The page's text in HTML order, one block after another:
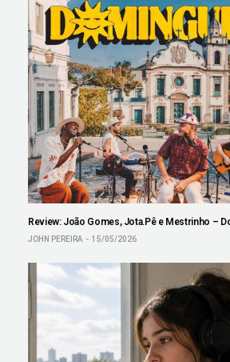
Review: João Gomes, Jota.Pê e Mestrinho –
JOHN PEREIRA 15/05/2026